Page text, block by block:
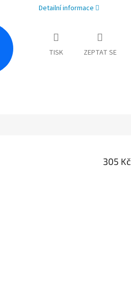
Detailní informace
TISK ZEPTAT SE
305 Kč